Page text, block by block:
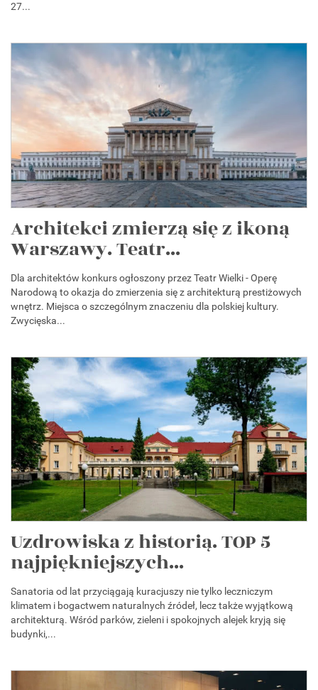
27...
Architekci zmierzą się z ikoną
Warszawy. Teatr...
Dla architektów konkurs ogłoszony przez Teatr Wielki - Operę
Narodową to okazja do zmierzenia się z architekturą prestiżowych
wnętrz. Miejsca o szczególnym znaczeniu dla polskiej kultury.
Zwycięska...
Uzdrowiska z historią. TOP 5
najpiękniejszych...
Sanatoria od lat przyciągają kuracjuszy nie tylko leczniczym
klimatem i bogactwem naturalnych źródeł, lecz także wyjątkową
architekturą. Wśród parków, zieleni i spokojnych alejek kryją się
budynki,...